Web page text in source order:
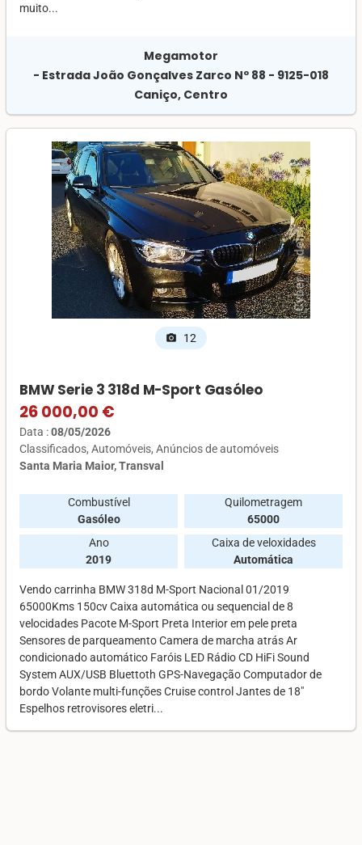
muito...
Megamotor
- Estrada João Gonçalves Zarco Nº 88 - 9125-018
Caniço, Centro
photo_camera 12
BMW Serie 3 318d M-Sport Gasóleo
26 000,00 €
Data :08/05/2026
Classificados Automóveis Anúncios de automóveis
Santa Maria Maior, Transval
Combustível
Gasóleo
Quilometragem
65000
Ano
2019
Caixa de veloxidades
Automática
Vendo carrinha BMW 318d M-Sport Nacional 01/2019
65000Kms 150cv Caixa automática ou sequencial de 8
velocidades Pacote M-Sport Preta Interior em pele preta
Sensores de parqueamento Camera de marcha atrás Ar
condicionado automático Faróis LED Rádio CD HiFi Sound
System AUX/USB Bluettoth GPS-Navegação Computador de
bordo Volante multi-funções Cruise control Jantes de 18"
Espelhos retrovisores eletri...